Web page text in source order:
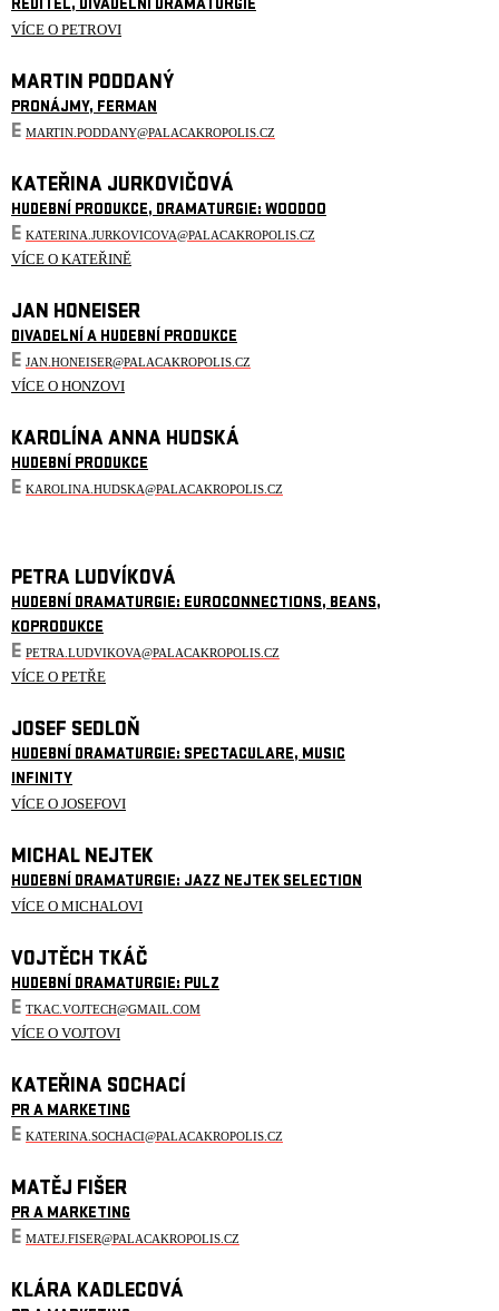
ŘEDITEL, DIVADELNÍ DRAMATURGIE
VÍCE O PETROVI
MARTIN PODDANÝ
PRONÁJMY, FERMAN
E MARTIN.PODDANY@PALACAKROPOLIS.CZ
KATEŘINA JURKOVIČOVÁ
HUDEBNÍ PRODUKCE, DRAMATURGIE: WOODOO
E KATERINA.JURKOVICOVA@PALACAKROPOLIS.CZ
VÍCE O KATEŘINĚ
JAN HONEISER
DIVADELNÍ A HUDEBNÍ PRODUKCE
E JAN.HONEISER@PALACAKROPOLIS.CZ
VÍCE O HONZOVI
KAROLÍNA ANNA HUDSKÁ
HUDEBNÍ PRODUKCE
E KAROLINA.HUDSKA@PALACAKROPOLIS.CZ
PETRA LUDVÍKOVÁ
HUDEBNÍ DRAMATURGIE: EUROCONNECTIONS, BEANS,
KOPRODUKCE
E PETRA.LUDVIKOVA@PALACAKROPOLIS.CZ
VÍCE O PETŘE
JOSEF SEDLOŇ
HUDEBNÍ DRAMATURGIE: SPECTACULARE, MUSIC
INFINITY
VÍCE O JOSEFOVI
MICHAL NEJTEK
HUDEBNÍ DRAMATURGIE: JAZZ NEJTEK SELECTION
VÍCE O MICHALOVI
VOJTĚCH TKÁČ
HUDEBNÍ DRAMATURGIE: PULZ
E TKAC.VOJTECH@GMAIL.COM
VÍCE O VOJTOVI
KATEŘINA SOCHACÍ
PR A MARKETING
E KATERINA.SOCHACI@PALACAKROPOLIS.CZ
MATĚJ FIŠER
PR A MARKETING
E MATEJ.FISER@PALACAKROPOLIS.CZ
KLÁRA KADLECOVÁ